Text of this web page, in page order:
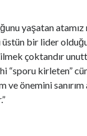
yaşatan
bir lider
çoktandır
“sporu kirleten”
ve önemini